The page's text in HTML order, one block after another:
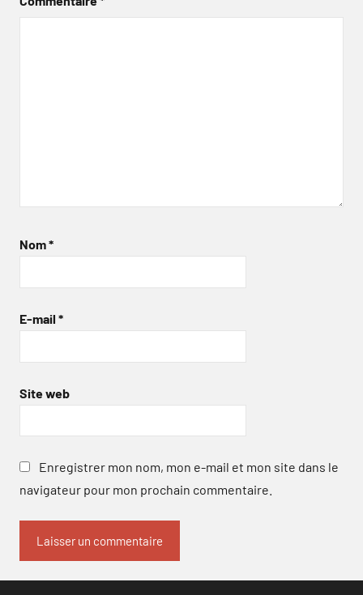
Nom*
E-mail *
Site web
Enregistrer mon nom, mon e-mail et mon site dans le
navigateur pour mon prochain commentaire.